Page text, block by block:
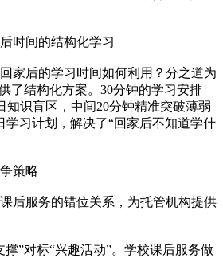
时间的结构化学习
家后的学习时间如何利用？分之道为
了结构化方案。30分钟的学习安排
识盲区，中间20分钟精准突破薄弱
学习计划，解决了“回家后不知道学什
策略
后服务的错位关系，为托管机构提供
”对标“兴趣活动”。学校课后服务做